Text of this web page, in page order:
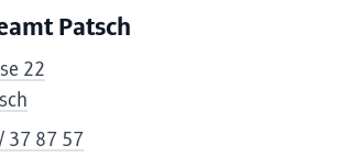
Patsch
22
37 87 57